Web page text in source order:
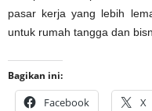
pasar kerja yang lebih
untuk rumah tangga dan
Bagikan ini:
Facebook X